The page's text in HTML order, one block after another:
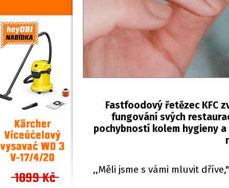
Fastfoodový řetězec KFC
fungování svých
pochybností kolem hygieny
,,Měli jsme s vámi mluvit